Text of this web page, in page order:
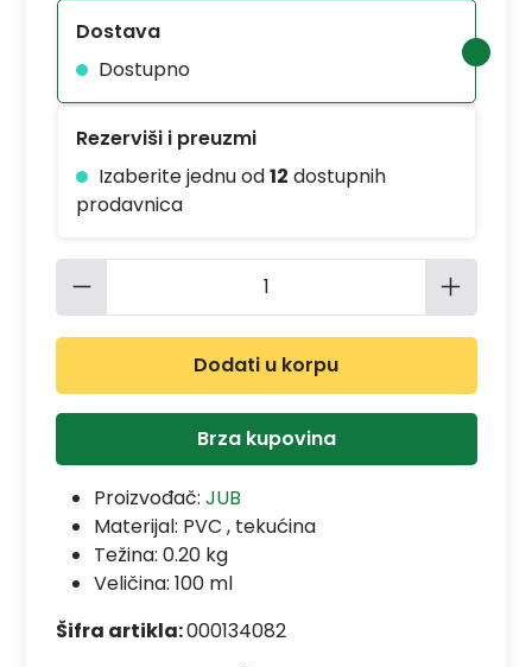
Dostava
Dostupno
Rezerviši i preuzmi
Izaberite jednu od12 dostupnih
prodavnica
Količina proizvoda: Unesite
Dodati u korpu
Brza kupovina
Proizvođač: JUB
Materijal: PVC , tekućina
Težina: 0.20 kg
Veličina: 100 ml
Šifra artikla:000134082